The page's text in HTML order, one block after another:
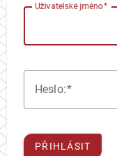
Uživatelské jméno
Heslo:
PŘIHLÁSIT